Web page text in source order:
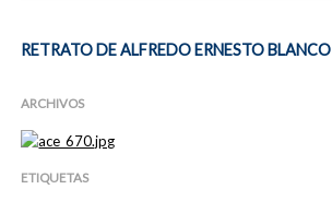
RETRATO DE ALFREDO ERNESTO BLANCO
ARCHIVOS
ETIQUETAS